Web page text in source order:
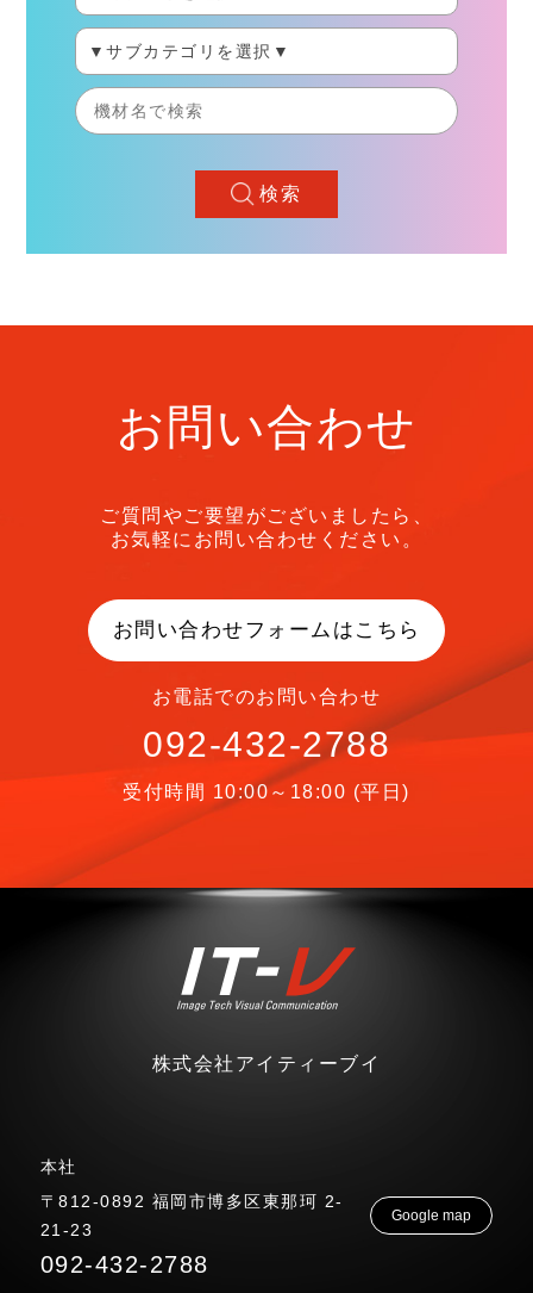
検索
お問い合わせ
ご質問やご要望がございましたら、
お気軽にお問い合わせください。
お問い合わせフォームはこちら
お電話でのお問い合わせ
092-432-2788
受付時間 10:00～18:00 (平日)
株式会社アイティーブイ
本社
〒812-0892 福岡市博多区東那珂 2-
21-23
Google map
092-432-2788